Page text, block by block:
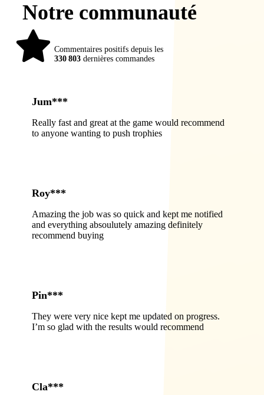
Notre communauté
Commentaires positifs depuis les
330 803 dernières commandes
Jum***
Really fast and great at the game would recommend
to anyone wanting to push trophies
Roy***
Amazing the job was so quick and kept me notified
and everything absoulutely amazing definitely
recommend buying
Pin***
They were very nice kept me updated on progress.
I’m so glad with the results would recommend
Cla***